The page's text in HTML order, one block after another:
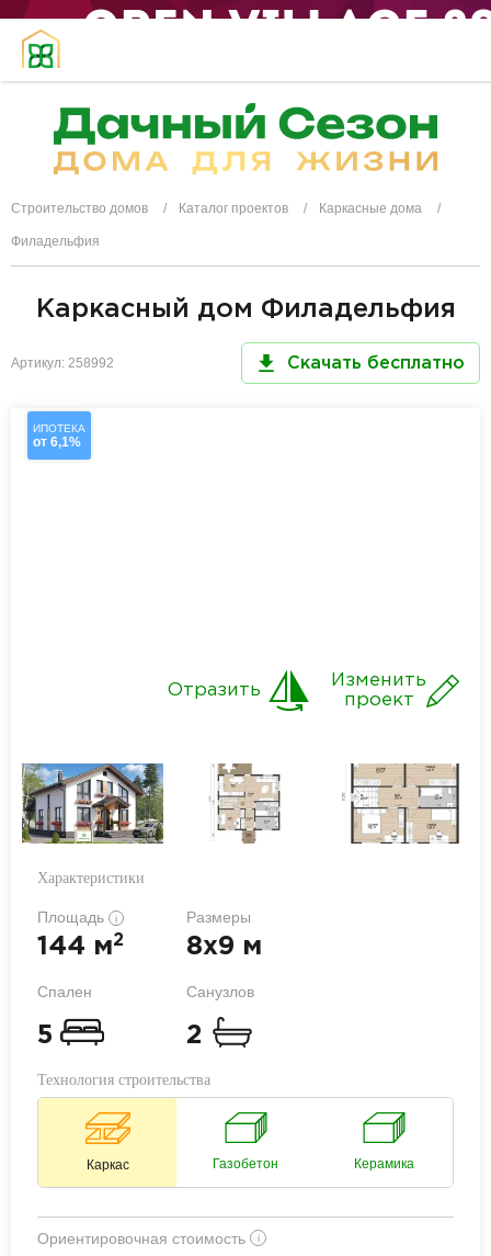
Строительство домов Каталог проектов Каркасные дома
Филадельфия
Каркасный дом Филадельфия
Артикул: 258992 Скачать бесплатно
ИПОТЕКА
от 6,1%
Изменить
проект
Отразить
Характеристики
Площадь i
144 м2
Размеры
8x9 м
Спален
5
Санузлов
2
Технология строительства
Каркас Газобетон Керамика
Ориентировочная стоимость i